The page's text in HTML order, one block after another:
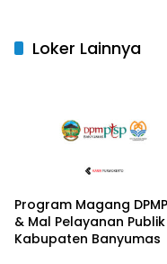
Loker Lainnya
Program Magang
& Mal Pelayanan Publik
Kabupaten Banyumas